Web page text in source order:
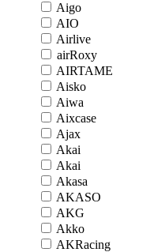
Aigo
AIO
Airlive
airRoxy
AIRTAME
Aisko
Aiwa
Aixcase
Ajax
Akai
Akai
Akasa
AKASO
AKG
Akko
AKRacing